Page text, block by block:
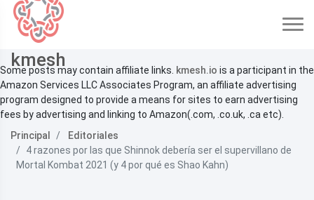
kmesh
Some posts may contain affiliate links. kmesh.io is a participant in the
Amazon Services LLC Associates Program, an affiliate advertising
program designed to provide a means for sites to earn advertising
fees by advertising and linking to Amazon(.com, .co.uk, .ca etc).
Principal
Editoriales
4 razones por las que Shinnok debería ser el supervillano de
Mortal Kombat 2021 (y 4 por qué es Shao Kahn)